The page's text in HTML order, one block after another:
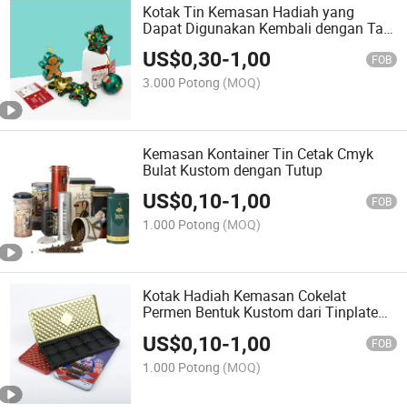
Kotak Tin Kemasan Hadiah yang
Dapat Digunakan Kembali dengan Tag
Kartu Cetak Bentuk Tidak Teratur
US$0,30-1,00 FOB
3.000 Potong (MOQ)
Kemasan Kontainer Tin Cetak Cmyk
Bulat Kustom dengan Tutup
US$0,10-1,00 FOB
1.000 Potong (MOQ)
Kotak Hadiah Kemasan Cokelat
Permen Bentuk Kustom dari Tinplate
Blister Plastik
US$0,10-1,00 FOB
1.000 Potong (MOQ)